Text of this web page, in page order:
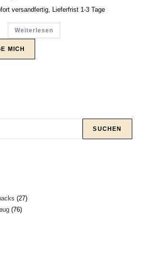
versandfertig, Lieferfrist 1-3 Tage
Weiterlesen
SUCHEN
2727
7676